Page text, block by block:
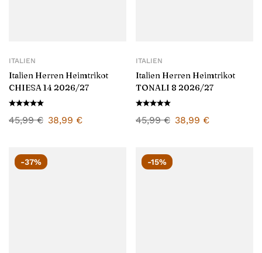
ITALIEN
Italien Herren Heimtrikot
CHIESA 14 2026/27
45,99€ 38,99 €
ITALIEN
Italien Herren Heimtrikot
TONALI 8 2026/27
45,99€ 38,99 €
-37% -15%